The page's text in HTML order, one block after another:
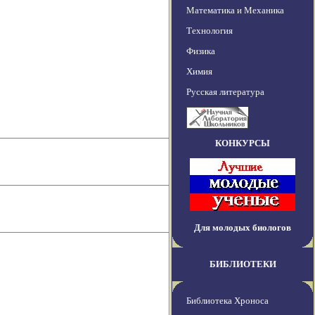
Математика и Механика
Технология
Физика
Химия
Русская литература
КОНКУРСЫ
Для молодых биологов
БИБЛИОТЕКИ
Библиотека Хроноса